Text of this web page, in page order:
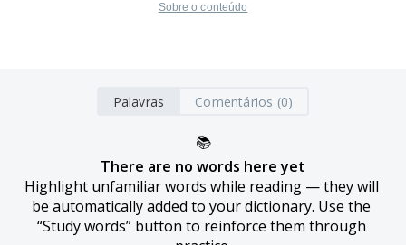
Sobre o conteúdo
Palavras Comentários (0)
📚
There are no words here yet
Highlight unfamiliar words while reading — they will
be automatically added to your dictionary. Use the
“Study words” button to reinforce them through